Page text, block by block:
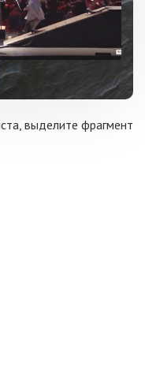
выделите фрагмент